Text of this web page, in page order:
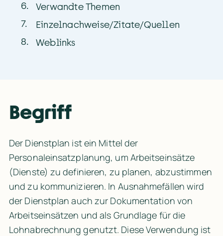
6.
Verwandte Themen
7.
Einzelnachweise/Zitate/Quellen
8. Weblinks
Begriff
Der Dienstplan ist ein Mittel der
Personaleinsatzplanung, um Arbeitseinsätze
(Dienste) zu definieren, zu planen, abzustimmen
und zu kommunizieren. In Ausnahmefällen wird
der Dienstplan auch zur Dokumentation von
Lohnabrechnung genutzt. Diese Verwendung ist